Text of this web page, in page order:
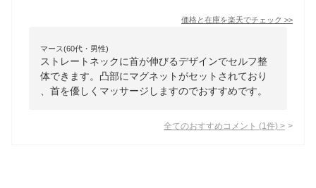
価格と在庫を楽天でチェック >>
マース(60代・男性)
ストレートネックに首が伸びるデザインでセルフ整
体できます。凸部にマグネットがセットされており
、首を優しくマッサージしますのでおすすめです。
全てのおすすめコメント (1 件) >